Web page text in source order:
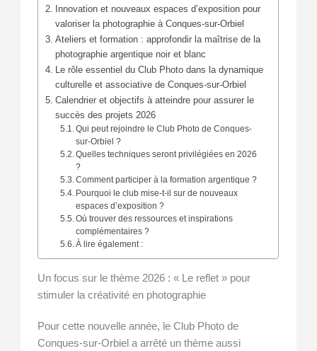
Innovation et nouveaux espaces d’exposition pour
valoriser la photographie à Conques-sur-Orbiel
Ateliers et formation : approfondir la maîtrise de la
photographie argentique noir et blanc
Le rôle essentiel du Club Photo dans la dynamique
culturelle et associative de Conques-sur-Orbiel
Calendrier et objectifs à atteindre pour assurer le
succès des projets 2026
Qui peut rejoindre le Club Photo de Conques-
sur-Orbiel ?
Quelles techniques seront privilégiées en 2026
?
Comment participer à la formation argentique ?
Pourquoi le club mise-t-il sur de nouveaux
espaces d’exposition ?
Où trouver des ressources et inspirations
complémentaires ?
À lire également :
Un focus sur le thème 2026 : « Le reflet » pour
stimuler la créativité en photographie
Pour cette nouvelle année, le Club Photo de
Conques-sur-Orbiel a arrêté un thème aussi